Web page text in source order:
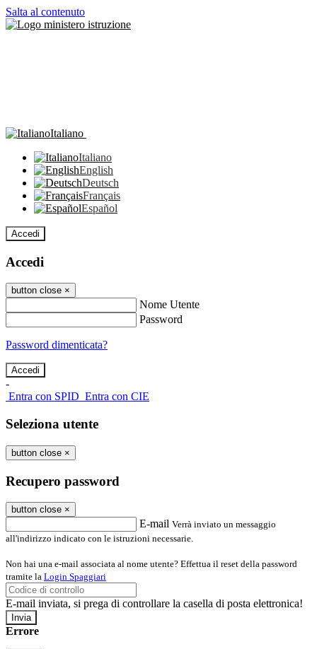
Salta al contenuto
Italiano
Italiano
English
Deutsch
Français
Español
Accedi
Accedi
button close ×
Nome Utente
Password
Password dimenticata?
-
Entra con SPID Entra con CIE
Seleziona utente
button close ×
Recupero password
button close ×
E-mail Verrà inviato un messaggio
all'indirizzo indicato con le istruzioni necessarie.
Non hai una e-mail associata al nome utente? Effettua il reset della password
tramite la Login Spaggiari
E-mail inviata, si prega di controllare la casella di posta elettronica!
Errore